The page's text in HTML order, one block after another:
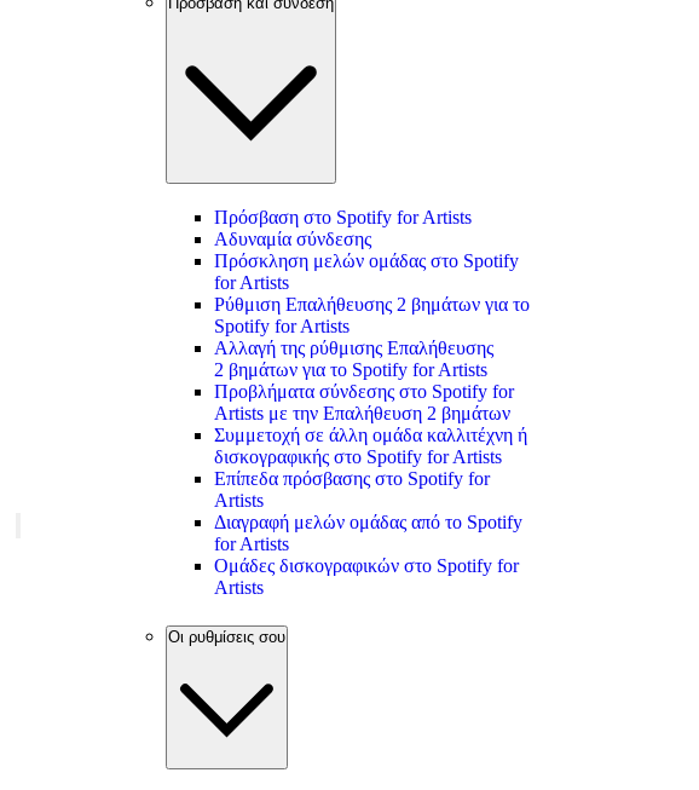
Πρόσβαση στο Spotify for Artists
Αδυναμία σύνδεσης
Πρόσκληση μελών ομάδας στο Spotify
for Artists
Ρύθμιση Επαλήθευσης 2 βημάτων για το
Spotify for Artists
Αλλαγή της ρύθμισης Επαλήθευσης
2 βημάτων για το Spotify for Artists
Προβλήματα σύνδεσης στο Spotify for
Artists με την Επαλήθευση 2 βημάτων
Συμμετοχή σε άλλη ομάδα καλλιτέχνη ή
δισκογραφικής στο Spotify for Artists
Επίπεδα πρόσβασης στο Spotify for
Artists
Διαγραφή μελών ομάδας από το Spotify
for Artists
Ομάδες δισκογραφικών στο Spotify for
Artists
Οι ρυθμίσεις σου